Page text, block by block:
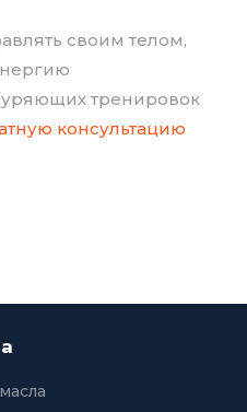
своим телом,
тренировок
консультацию